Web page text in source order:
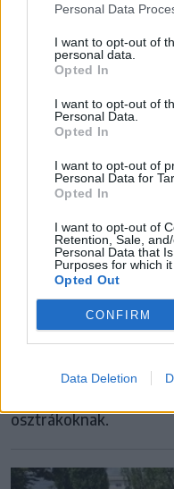
Personal Data
I want to opt-out of
personal data.
Opted In
I want to opt-out of
Personal Data.
Opted In
I want to opt-out of
Personal Data for
Opted In
I want to opt-out of
Retention, Sale,
Personal Data that
Purposes for which it
Opted Out
CONFIRM
Data Deletion
LABDARÚGÓ EURÓPA-
A szögletek utáni
törökünnep
németországi foci-Eb
osztrákoknak.